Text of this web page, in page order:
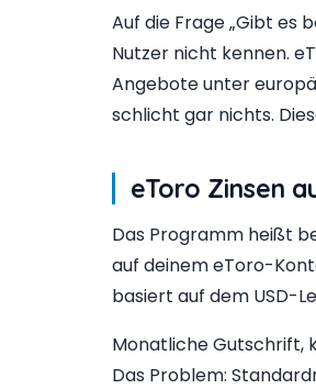
Auf die Frage „Gibt es
Nutzer nicht kennen.
Angebote unter
schlicht gar nichts.
eToro Zinsen
Das Programm heißt
auf deinem eToro-
basiert auf dem USD-
Monatliche Gutschrift,
Das Problem: